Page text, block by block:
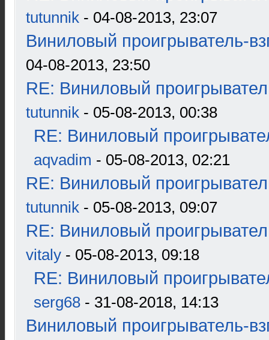
tutunnik - 04-08-2013, 23:07
Виниловый проигрыватель-
04-08-2013, 23:50
RE: Виниловый
tutunnik - 05-08-2013, 00:38
RE: Виниловый
aqvadim - 05-08-2013, 02:21
RE: Виниловый
tutunnik - 05-08-2013, 09:07
RE: Виниловый
vitaly - 05-08-2013, 09:18
RE: Виниловый
serg68 - 31-08-2018, 14:13
Виниловый проигрыватель-